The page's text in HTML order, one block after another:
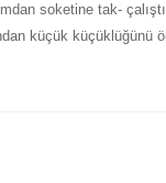
soketine tak-
küçük küçüklüğünü